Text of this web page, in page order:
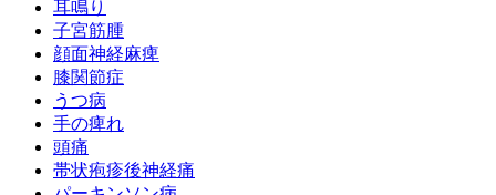
耳鳴り
子宮筋腫
顔面神経麻痺
膝関節症
うつ病
手の痺れ
頭痛
帯状疱疹後神経痛